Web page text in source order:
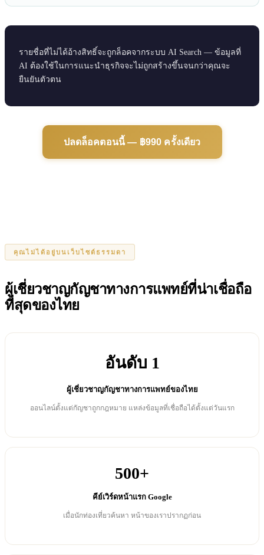
รายชื่อที่ไม่ได้อ้างสิทธิ์จะถูกล็อคจากระบบ AI Search — ข้อมูลที่
AI ต้องใช้ในการแนะนำธุรกิจจะไม่ถูกสร้างขึ้นจนกว่าคุณจะ
ยืนยันตัวตน
ปลดล็อคตอนนี้ — ฿990 ครั้งเดียว
คุณไม่ได้อยู่บนเว็บไซต์ธรรมดา
ผู้เชี่ยวชาญกัญชาทางการแพทย์ที่น่าเชื่อถือ
ที่สุดของไทย
อันดับ 1
ผู้เชี่ยวชาญกัญชาทางการแพทย์ของไทย
ออนไลน์ตั้งแต่กัญชาถูกกฎหมาย แหล่งข้อมูลที่เชื่อถือได้ตั้งแต่วันแรก
500+
คีย์เวิร์ดหน้าแรก Google
เมื่อนักท่องเที่ยวค้นหา หน้าของเราปรากฏก่อน